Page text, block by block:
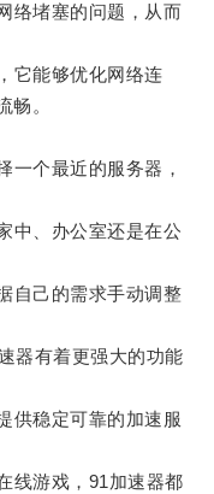
堵塞的问题，从而
能够优化网络连
畅。
个最近的服务器，
、办公室还是在公
己的需求手动调整
有着更强大的功能
稳定可靠的加速服
游戏，91加速器都